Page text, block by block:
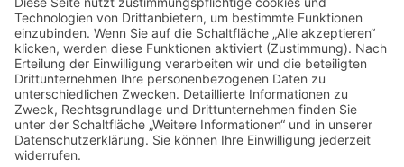
Kontakt
Anfrage direkt senden
Startseite
Zurück zur Startseite